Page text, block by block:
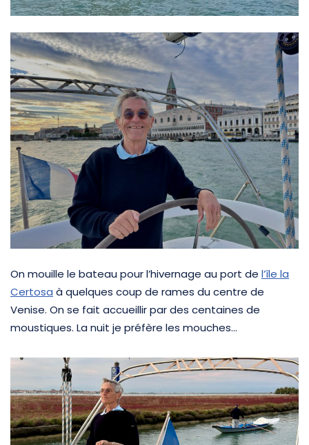
On mouille le bateau pour l’hivernage au port de l’île la
Certosa à quelques coup de rames du centre de
Venise. On se fait accueillir par des centaines de
moustiques. La nuit je préfère les mouches…